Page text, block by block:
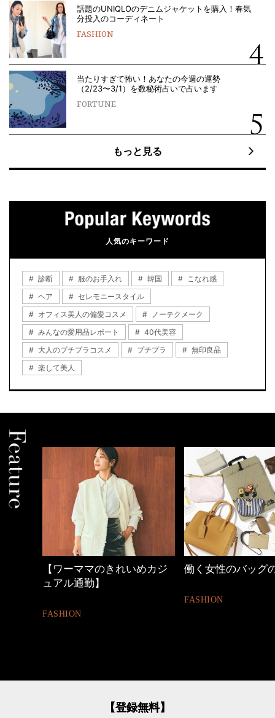
話題のUNIQLOのデニムジャケットを購入！春気
分投入のコーディネート
FASHION
当たりすぎて怖い！あなたの今週の運勢
（2/23〜3/1）を数秘術占いで占います
FORTUNE
もっと見る
人気のキーワード
診断 服のお手入れ 韓国
こなれ感
ヘア
セレモニースタイル
オフィス美人の偏愛コスメ
ノーテクメーク
みんなの愛用品レポート
40代美容
大人のプチプラコスメ
プチプラ
無印良品
楽して美人
働く女性のバッグの中身
心地よくいられる
【登録無料】